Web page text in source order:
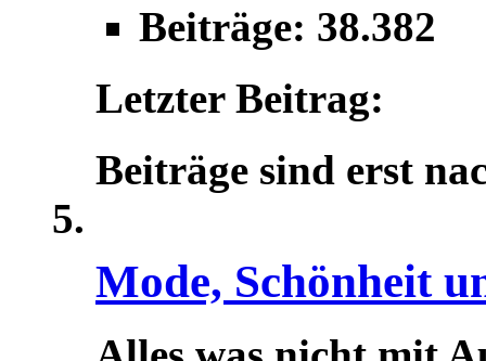
Beiträge: 38.382
Letzter Beitrag:
Beiträge sind erst
Mode, Schönheit